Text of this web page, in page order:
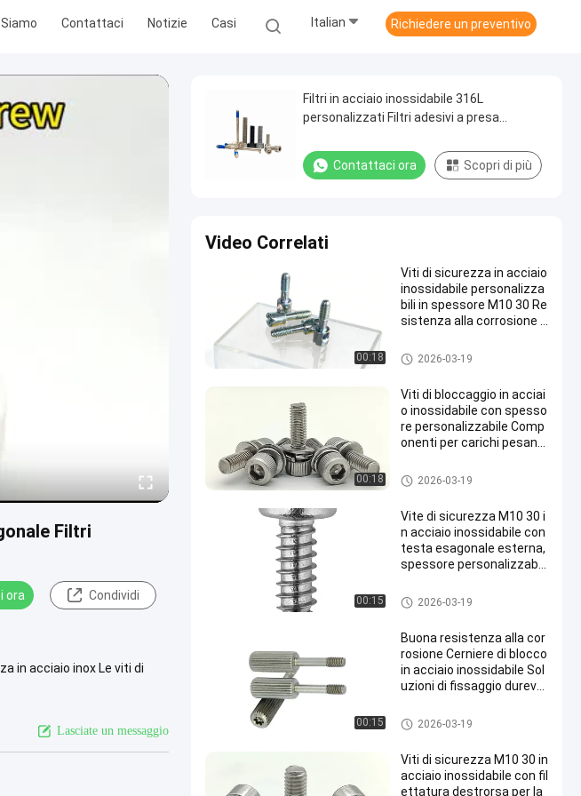
Contattaci Notizie Casi Italian Richiedere un preventivo
Filtri
ora Condividi
in acciaio inox Le viti di
Lasciate un messaggio
Filtri in acciaio inossidabile 316L
personalizzati Filtri adesivi a presa
Contattaci ora Scopri di più
Video Correlati
00:18
Viti di sicurezza in acciaio
inossidabile personalizza
bili in spessore M10 30 Re
sistenza alla corrosione B
ni industriali
Viti di sicurezza di acciaio ino
ssidabile
2026-03-19
00:18
Viti di bloccaggio in acciai
o inossidabile con spesso
re personalizzabile Comp
onenti per carichi pesanti
r l'industria e la meccanic
a
Viti di sicurezza di acciaio ino
ssidabile
2026-03-19
00:15
Vite di sicurezza M10 30 i
n acciaio inossidabile con
testa esagonale esterna,
spessore personalizzabil
ndustriali
Viti di sicurezza di acciaio ino
ssidabile
2026-03-19
00:15
Buona resistenza alla cor
rosione Cerniere di blocco
in acciaio inossidabile Sol
uzioni di fissaggio durevol
applicazioni industriali
Viti di sicurezza di acciaio ino
ssidabile
2026-03-19
Viti di sicurezza M10 30 in
acciaio inossidabile con fil
ettatura destrorsa per la